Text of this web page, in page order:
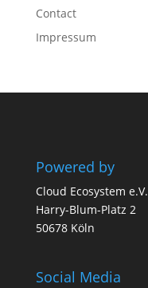
Contact
Impressum
Powered by
Cloud Ecosystem e.V.
Harry-Blum-Platz 2
50678 Köln
Social Media